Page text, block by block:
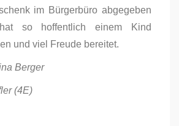
im Bürgerbüro abgegeben
so hoffentlich einem Kind
und viel Freude bereitet.
Berger
(4E)